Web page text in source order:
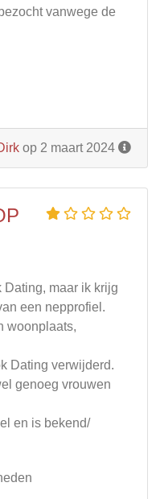
vanwege de
op 2 maart 2024
Dating, maar ik krijg
een nepprofiel.
woonplaats,
Dating verwijderd.
genoeg vrouwen
en is bekend/